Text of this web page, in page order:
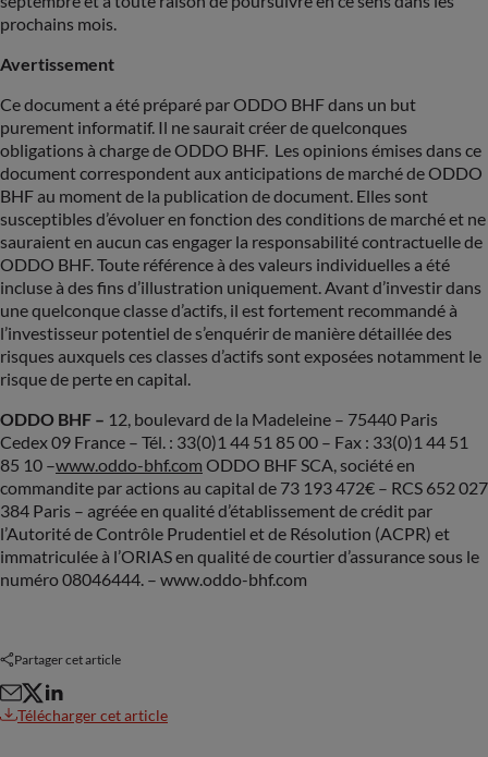
prochains mois.
Avertissement
Ce document a été préparé par ODDO BHF dans un but
purement informatif. Il ne saurait créer de quelconques
obligations à charge de ODDO BHF. Les opinions émises dans ce
document correspondent aux anticipations de marché de ODDO
BHF au moment de la publication de document. Elles sont
susceptibles d’évoluer en fonction des conditions de marché et ne
sauraient en aucun cas engager la responsabilité contractuelle de
ODDO BHF. Toute référence à des valeurs individuelles a été
incluse à des fins d’illustration uniquement. Avant d’investir dans
une quelconque classe d’actifs, il est fortement recommandé à
l’investisseur potentiel de s’enquérir de manière détaillée des
risques auxquels ces classes d’actifs sont exposées notamment le
risque de perte en capital.
ODDO BHF – 12, boulevard de la Madeleine – 75440 Paris
Cedex 09 France – Tél. : 33(0)1 44 51 85 00 – Fax : 33(0)1 44 51
85 10 –www.oddo-bhf.com ODDO BHF SCA, société en
commandite par actions au capital de 73 193 472€ – RCS 652 027
384 Paris – agréée en qualité d’établissement de crédit par
l’Autorité de Contrôle Prudentiel et de Résolution (ACPR) et
immatriculée à l’ORIAS en qualité de courtier d’assurance sous le
numéro 08046444. – www.oddo-bhf.com
Partager cet article
Télécharger cet article